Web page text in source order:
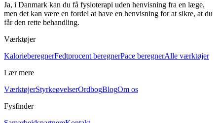
Ja, i Danmark kan du få fysioterapi uden henvisning fra en læge,
men det kan være en fordel at have en henvisning for at sikre, at du
får den rette behandling.
Værktøjer
KalorieberegnerFedtprocent beregnerPace beregnerAlle værktøjer
Lær mere
VærktøjerStyrkeøvelserOrdbogBlogOm os
Fysfinder